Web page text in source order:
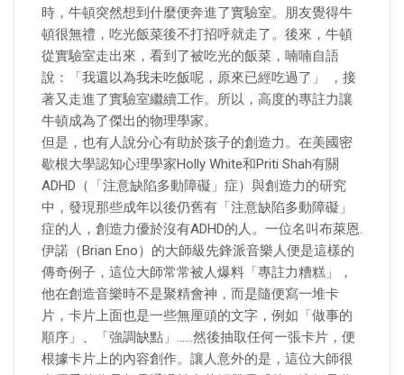
時，牛頓突然想到什麼便奔進了實驗室。朋友覺得牛
頓很無禮，吃光飯菜後不打招呼就走了。後來，牛頓
從實驗室走出來，看到了被吃光的飯菜，喃喃自語
說：「我還以為我未吃飯呢，原來已經吃過了」 ，接
著又走進了實驗室繼續工作。所以，高度的專註力讓
牛頓成為了傑出的物理學家。
但是，也有人說分心有助於孩子的創造力。在美國密
歇根大學認知心理學家Holly White和Priti Shah有關
ADHD（「注意缺陷多動障礙」症）與創造力的研究
中，發現那些成年以後仍舊有「注意缺陷多動障礙」
症的人，創造力優於沒有ADHD的人。一位名叫布萊恩.
伊諾（Brian Eno）的大師級先鋒派音樂人便是這樣的
傳奇例子，這位大師常常被人爆料「專註力糟糕」，
他在創造音樂時不是聚精會神，而是隨便寫一堆卡
片，卡片上面也是一些無厘頭的文字，例如「做事的
順序」、「強調缺點」……然後抽取任何一張卡片，便
根據卡片上的內容創作。讓人意外的是，這位大師很